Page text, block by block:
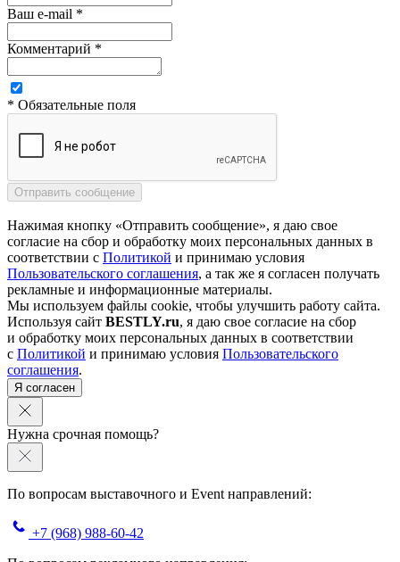
Ваш e-mail *
Комментарий *
* Обязательные поля
Нажимая кнопку «Отправить сообщение», я даю свое
согласие на сбор и обработку моих персональных данных в
соответствии с Политикой и принимаю условия
Пользовательского соглашения, а так же я согласен получать
рекламные и информационные материалы.
Мы используем файлы cookie, чтобы улучшить работу сайта.
Используя сайт BESTLY.ru, я даю свое согласие на сбор
и обработку моих персональных данных в соответствии
с Политикой и принимаю условия Пользовательского
соглашения.
Я согласен
Нужна срочная помощь?
По вопросам выставочного и Event направлений:
+7 (968) 988-60-42